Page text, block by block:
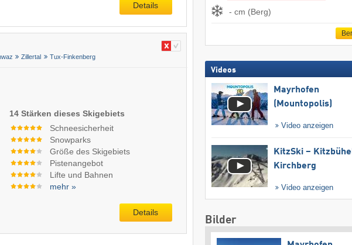
Details
Zillertal Tux-Finkenberg
14 Stärken dieses Skigebiets
Schneesicherheit
Snowparks
Größe des Skigebiets
Pistenangebot
Lifte und Bahnen
mehr »
Details
- cm (Berg)
Videos
Mayrhofen
(Mountopolis)
Video anzeigen
KitzSki –
Kirchberg
Video anzeigen
Bilder